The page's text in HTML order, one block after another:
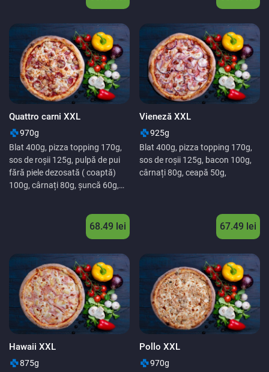
Quattro carni XXL
970g
Blat 400g, pizza topping 170g,
sos de roșii 125g, pulpă de pui
fără piele dezosată ( coaptă)
100g, cârnați 80g, șuncă 60g,
68.49 lei
Vieneză XXL
925g
Blat 400g, pizza topping 170g,
sos de roșii 125g, bacon 100g,
cârnați 80g, ceapă 50g,
67.49 lei
Hawaii XXL
875g
Pollo XXL
970g